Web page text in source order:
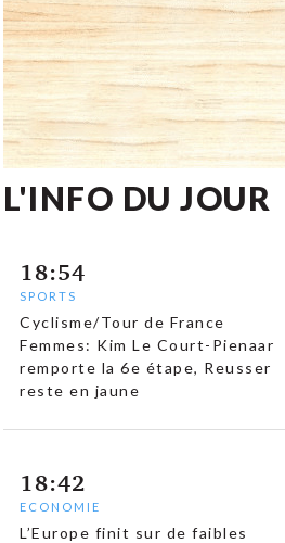
L'INFO DU JOUR
18:54
SPORTS
Cyclisme/Tour de France
Femmes: Kim Le Court-Pienaar
remporte la 6e étape, Reusser
reste en jaune
18:42
ECONOMIE
L’Europe finit sur de faibles